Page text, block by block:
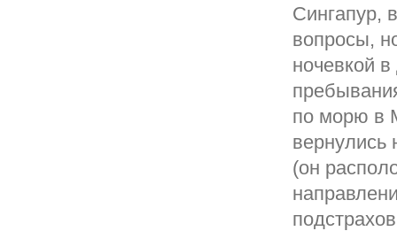
Сингапур,
вопросы,
ночевкой
по морю в
вернулись
(он